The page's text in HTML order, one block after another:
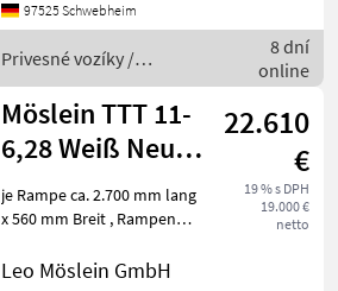
Federheber,
/
97525 Schwebheim
Privesné vozíky /
Möslein
8 dní
online
Möslein TTT 11-
6,28 Weiß Neuer
Tandemtieflader
22.610
€
19 % s DPH
19.000 €
netto
je Rampe ca. 2.700 mm lang
x 560 mm Breit , Rampen
840 mm, 12 Zurrösen je 2, 5
Leo Möslein GmbH